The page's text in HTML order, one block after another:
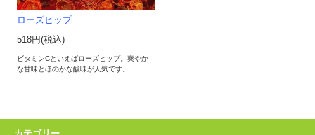
ローズヒップ
518円(税込)
ビタミンCといえばローズヒップ。爽やか
な甘味とほのかな酸味が人気です。